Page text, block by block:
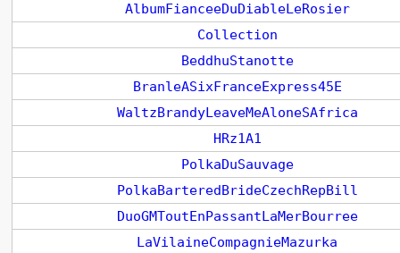
AlbumFianceeDuDiableLeRosier
Collection
BeddhuStanotte
BranleASixFranceExpress45E
WaltzBrandyLeaveMeAloneSAfrica
HRz1A1
PolkaDuSauvage
PolkaBarteredBrideCzechRepBill
DuoGMToutEnPassantLaMerBourree
LaVilaineCompagnieMazurka